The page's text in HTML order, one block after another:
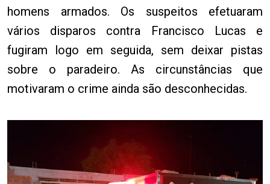
homens armados. Os suspeitos efetuaram
vários disparos contra Francisco Lucas e
fugiram logo em seguida, sem deixar pistas
sobre o paradeiro. As circunstâncias que
motivaram o crime ainda são desconhecidas.